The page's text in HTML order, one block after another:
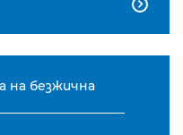

на безжична